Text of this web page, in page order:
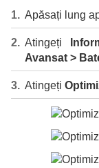
Apăsați lung
Atingeți
Avansat >
Atingeți